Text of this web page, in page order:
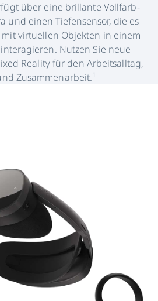
über eine brillante Vollfarb-
und einen Tiefensensor, die es
virtuellen Objekten in einem
Nutzen Sie neue
Reality für den Arbeitsalltag,
Zusammenarbeit.1